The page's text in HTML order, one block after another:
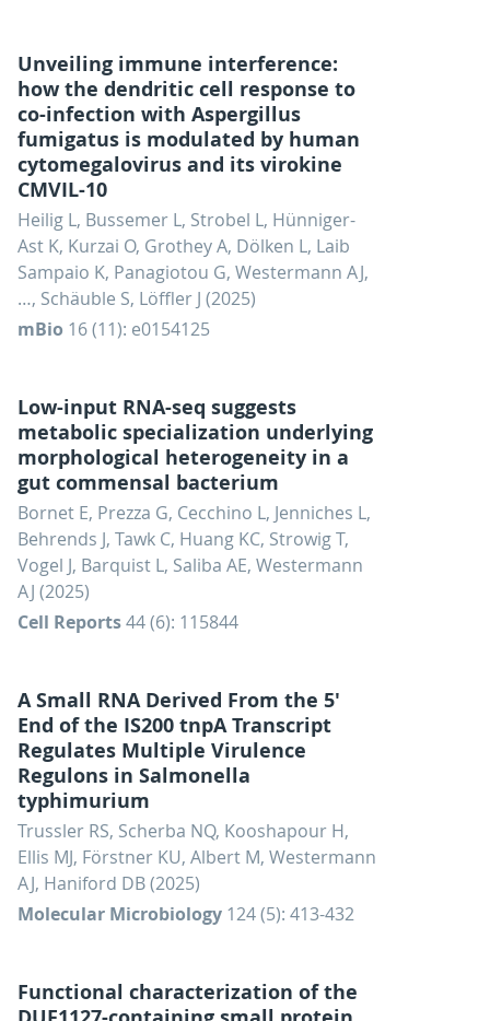
Unveiling immune interference:
how the dendritic cell response to
co-infection with Aspergillus
fumigatus is modulated by human
cytomegalovirus and its virokine
CMVIL-10
Heilig L, Bussemer L, Strobel L, Hünniger-
Ast K, Kurzai O, Grothey A, Dölken L, Laib
Sampaio K, Panagiotou G, Westermann AJ,
…, Schäuble S, Löffler J (2025)
mBio 16 (11): e0154125
Low-input RNA-seq suggests
metabolic specialization underlying
morphological heterogeneity in a
gut commensal bacterium
Bornet E, Prezza G, Cecchino L, Jenniches L,
Behrends J, Tawk C, Huang KC, Strowig T,
Vogel J, Barquist L, Saliba AE, Westermann
AJ (2025)
Cell Reports44 (6): 115844
A Small RNA Derived From the 5'
End of the IS200 tnpA Transcript
Regulates Multiple Virulence
Regulons in Salmonella
typhimurium
Trussler RS, Scherba NQ, Kooshapour H,
Ellis MJ, Förstner KU, Albert M, Westermann
AJ, Haniford DB (2025)
Molecular Microbiology 124 (5): 413-432
Functional characterization of the